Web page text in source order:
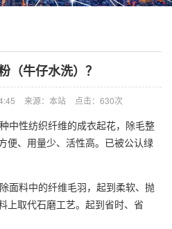
（牛仔水洗）？
来源：本站 点击：630次
中性纺织纤维的成衣起花，除毛整
便、用量少、活性高。已被公认绿
面料中的纤维毛羽，起到柔软、抛
上取代石磨工艺。起到省时、省